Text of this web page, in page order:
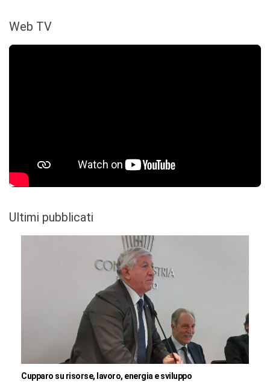
Web TV
Ultimi pubblicati
Cupparo su risorse, lavoro, energia e sviluppo